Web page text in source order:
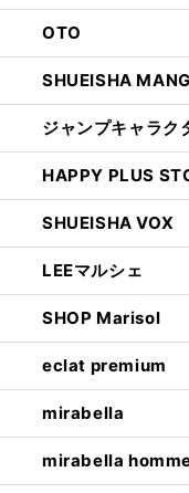
OTO
SHUEISHA
ジャンプキャラク
HAPPY PLUS
SHUEISHA VOX
LEEマルシェ
SHOP Marisol
eclat premium
mirabella
mirabella